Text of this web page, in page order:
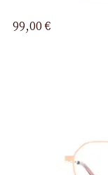
99,00 €